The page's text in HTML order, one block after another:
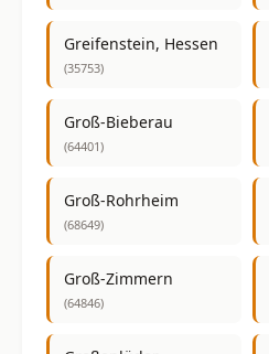
Greifenstein, Hessen
(35753)
Groß-Bieberau
(64401)
Groß-Rohrheim
(68649)
Groß-Zimmern
(64846)